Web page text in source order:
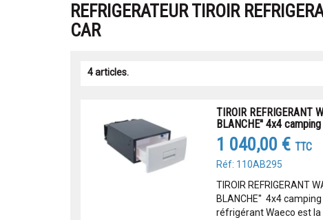
REFRIGERATEUR TIROIR
CAR
4 articles.
TIROIR REFRIGERANT
BLANCHE'' 4x4
1 040,00 € TTC
Réf: 110AB295
TIROIR REFRIGERANT
BLANCHE'' 4x4
réfrigérant Waeco est